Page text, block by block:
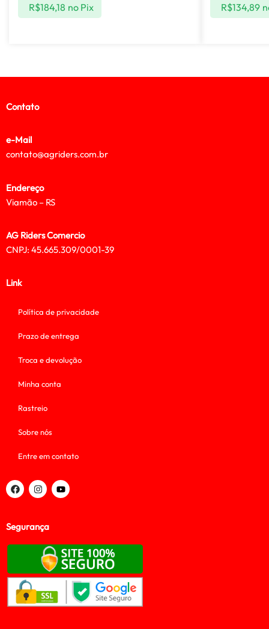
R$184,18 no Pix R$134,89
Contato
e-Mail
contato@agriders.com.br
Endereço
Viamão – RS
AG Riders Comercio
CNPJ: 45.665.309/0001-39
Link
Política de privacidade
Prazo de entrega
Troca e devolução
Minha conta
Rastreio
Sobre nós
Entre em contato
Segurança